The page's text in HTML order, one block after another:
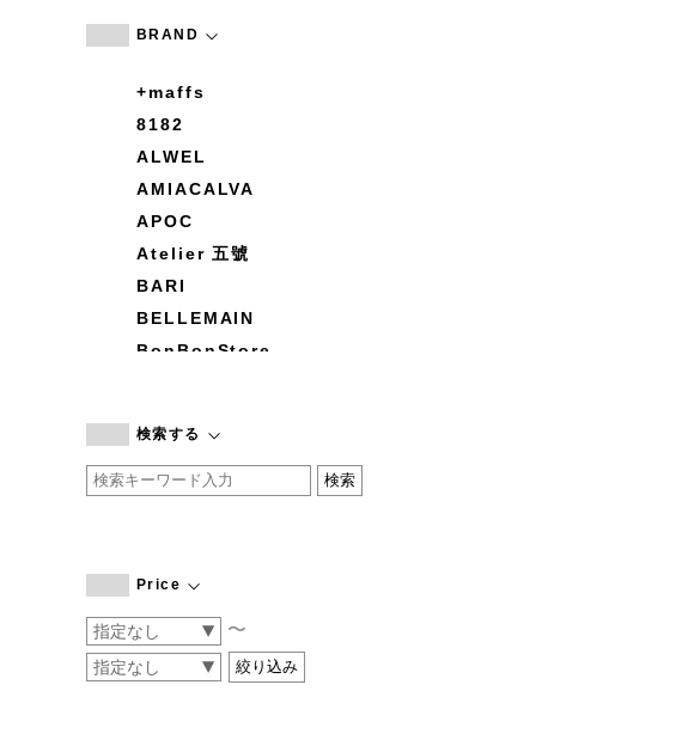
BRAND
+maffs
8182
ALWEL
AMIACALVA
APOC
Atelier 五號
BARI
BELLEMAIN
BonBonStore
by basics
CATWORTH
COGTHEBIGSMOKE
CONVERSE
DEAN & DELUCA
検索する
Price
〜